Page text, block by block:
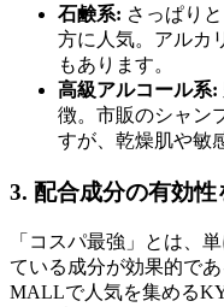
石鹸系: さっぱり
方に人気。アルカ
もあります。
高級アルコール系:
徴。市販のシャン
すが、乾燥肌や敏
3. 配合成分の有効性
「コスパ最強」とは、
ている成分が効果的で
MALLで人気を集める